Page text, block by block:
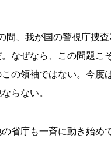
、我が国の警視庁捜
なぜなら、この問題こ
の領袖ではない。今度
らない。
省庁も一斉に動き始